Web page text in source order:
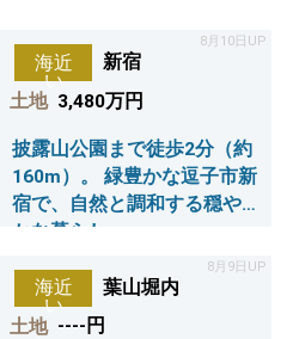
8月10日UP
海近
い
新宿
土地 3,480万円
披露山公園まで徒歩2分（約
160m）。 緑豊かな逗子市新
宿で、自然と調和する穏や
かな暮らし。
8月9日UP
海近
い
葉山堀内
土地 ----円